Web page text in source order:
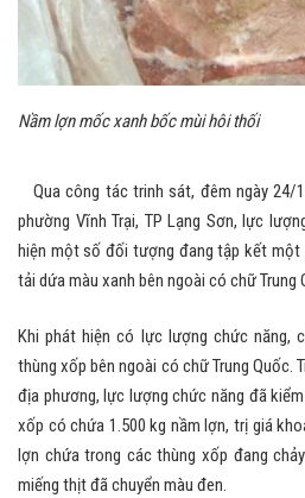
Nầm lợn mốc xanh bốc mùi hôi thối
Qua công tác trinh sát, đêm ngày
phường Vĩnh Trại, TP Lạng Sơn, lực
hiện một số đối tượng đang tập kết
tải dứa màu xanh bên ngoài có chữ Trung
Khi phát hiện có lực lượng chức năng,
thùng xốp bên ngoài có chữ Trung Quốc.
địa phương, lực lượng chức năng đã
xốp có chứa 1.500 kg nầm lợn, trị giá
lợn chứa trong các thùng xốp đang
miếng thịt đã chuyển màu đen.